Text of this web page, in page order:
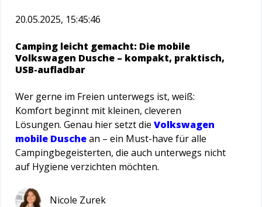
20.05.2025, 15:45:46
Camping leicht gemacht: Die mobile
Volkswagen Dusche – kompakt, praktisch,
USB-aufladbar
Wer gerne im Freien unterwegs ist, weiß:
Komfort beginnt mit kleinen, cleveren
Lösungen. Genau hier setzt die Volkswagen
mobile Duschean – ein Must-have für alle
Campingbegeisterten, die auch unterwegs nicht
auf Hygiene verzichten möchten.
Nicole Zurek